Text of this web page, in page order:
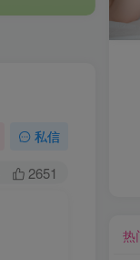
私信
2651
热
热